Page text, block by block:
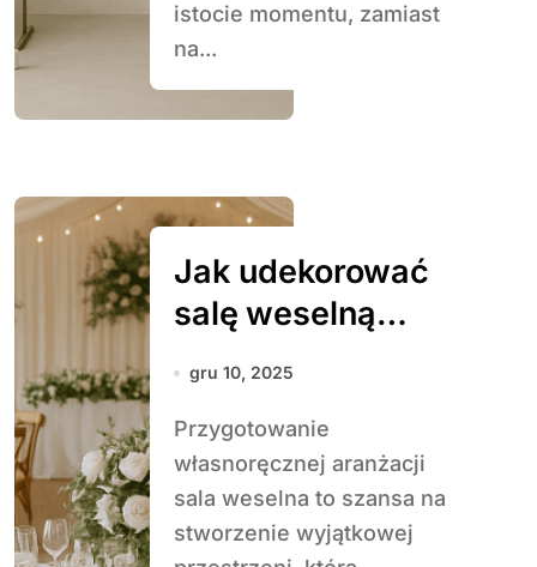
istocie momentu, zamiast
na...
Jak udekorować
salę weselną
samodzielnie
gru 10, 2025
Przygotowanie
własnoręcznej aranżacji
sala weselna to szansa na
stworzenie wyjątkowej